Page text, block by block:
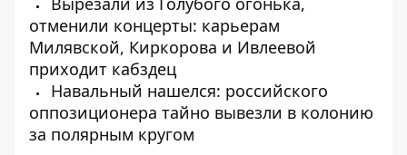
отменили концерты: карьерам
Милявской, Киркорова и Ивлеевой
приходит кабздец
Навальный нашелся: российского
оппозиционера тайно вывезли в колонию
за полярным кругом